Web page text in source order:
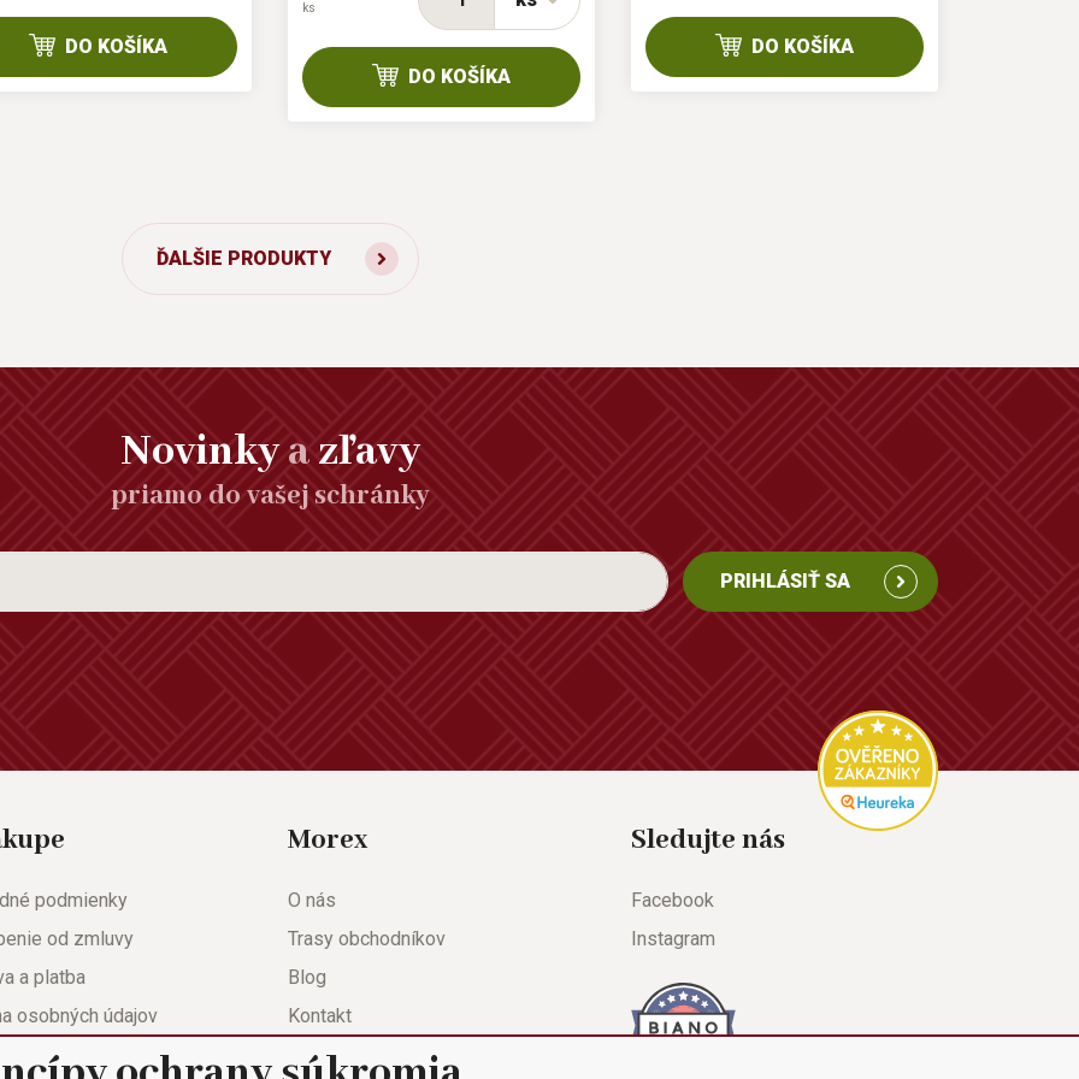
DO KOŠÍKA
ks
DO KOŠÍKA
DO KOŠÍKA
ĎALŠIE PRODUKTY
Novinkyazľavy
priamo do vašej schránky
PRIHLÁSIŤ SA
podmienky
od zmluvy
a platba
osobných údajov
Morex
O nás
Trasy obchodníkov
Blog
Kontakt
Nastavenie súkromia
Sledujte nás
Facebook
Instagram